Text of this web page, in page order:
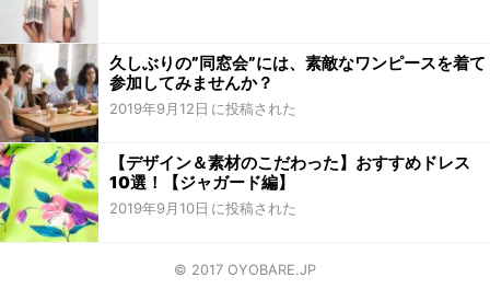
久しぶりの”同窓会”には、素敵なワンピースを着て
参加してみませんか？
2019年9月12日
【デザイン＆素材のこだわった】おすすめドレス
10選！【ジャガード編】
2019年9月10日
© 2017 OYOBARE.JP